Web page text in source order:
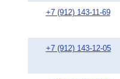
+7 (912) 143-11-69
+7 (912) 143-12-05